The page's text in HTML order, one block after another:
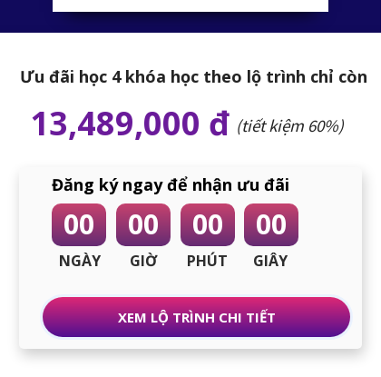
Ưu đãi học 4 khóa học theo lộ trình chỉ còn
13,489,000 đ (tiết kiệm 60%)
XEM LỘ TRÌNH CHI TIẾT
Đăng ký ngay để nhận ưu đãi
00 00 00 00
NGÀY GIỜ PHÚT GIÂY